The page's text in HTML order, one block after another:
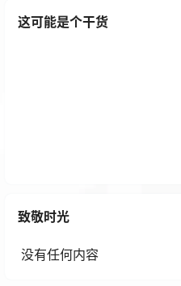
这可能是个干货
致敬时光
没有任何内容